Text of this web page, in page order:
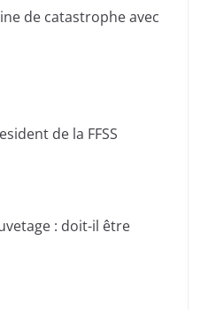
de catastrophe avec
de la FFSS
: doit-il être